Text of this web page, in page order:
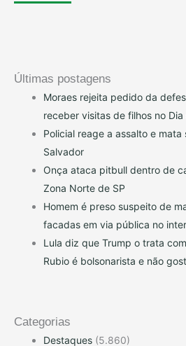
Últimas postagens
Moraes rejeita pedido da
receber visitas de filhos no Dia
Policial reage a assalto e
Salvador
Onça ataca pitbull dentro de
Zona Norte de SP
Homem é preso suspeito de
facadas em via pública no
Lula diz que Trump o trata
Rubio é bolsonarista e não
Categorias
Destaques (5.860)